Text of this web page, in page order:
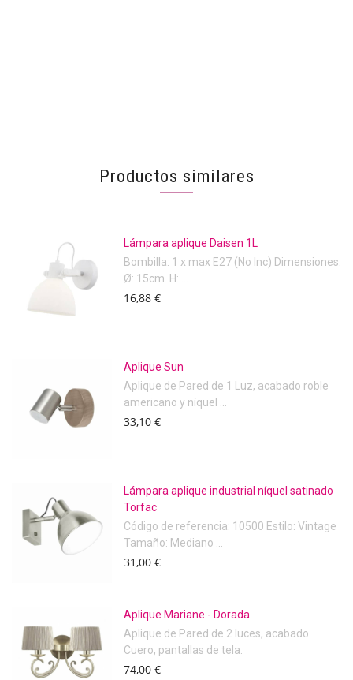
Productos similares
Lámpara aplique Daisen 1L
Bombilla: 1 x max E27 (No Inc) Dimensiones:
Ø: 15cm. H: ...
16,88 €
Aplique Sun
Aplique de Pared de 1 Luz, acabado roble
americano y níquel ...
33,10 €
Lámpara aplique industrial níquel satinado
Torfac
Código de referencia: 10500 Estilo: Vintage
Tamaño: Mediano ...
31,00 €
Aplique Mariane - Dorada
Aplique de Pared de 2 luces, acabado
Cuero, pantallas de tela.
74,00 €